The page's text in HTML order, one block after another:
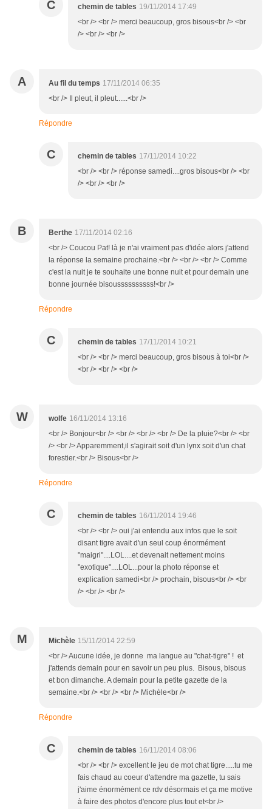
C chemin de tables 19/11/2014 17:49
<br /> <br /> merci beaucoup, gros bisous<br /> <br
/> <br /> <br />
A Au fil du temps 17/11/2014 06:35
<br /> Il pleut, il pleut......<br />
Répondre
C chemin de tables 17/11/2014 10:22
<br /> <br /> réponse samedi....gros bisous<br /> <br
/> <br /> <br />
B Berthe 17/11/2014 02:16
<br /> Coucou Pat! là je n'ai vraiment pas d'idée alors j'attend
la réponse la semaine prochaine.<br /> <br /> <br /> Comme
c'est la nuit je te souhaite une bonne nuit et pour demain une
bonne journée bisoussssssssss!<br />
Répondre
C chemin de tables 17/11/2014 10:21
<br /> <br /> merci beaucoup, gros bisous à toi<br />
<br /> <br /> <br />
W wolfe 16/11/2014 13:16
<br /> Bonjour<br /> <br /> <br /> <br /> De la pluie?<br /> <br
/> <br /> Apparemment,il s'agirait soit d'un lynx soit d'un chat
forestier.<br /> Bisous<br />
Répondre
C chemin de tables 16/11/2014 19:46
<br /> <br /> oui j'ai entendu aux infos que le soit
disant tigre avait d'un seul coup énormément
"maigri"....LOL....et devenait nettement moins
"exotique"....LOL...pour la photo réponse et
explication samedi<br /> prochain, bisous<br /> <br
/> <br /> <br />
M Michèle 15/11/2014 22:59
<br /> Aucune idée, je donne ma langue au "chat-tigre" ! et
j'attends demain pour en savoir un peu plus. Bisous, bisous
et bon dimanche. A demain pour la petite gazette de la
semaine.<br /> <br /> <br /> Michèle<br />
Répondre
C chemin de tables 16/11/2014 08:06
<br /> <br /> excellent le jeu de mot chat tigre.....tu me
fais chaud au coeur d'attendre ma gazette, tu sais
j'aime énormément ce rdv désormais et ça me motive
à faire des photos d'encore plus tout et<br />